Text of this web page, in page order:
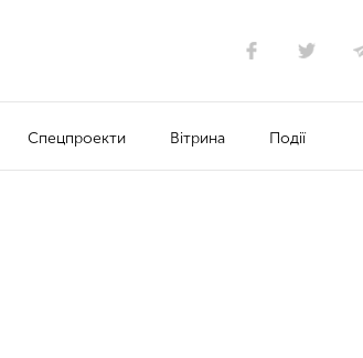
Спецпроекти Вітрина Події